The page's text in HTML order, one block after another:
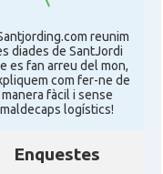
KASSEL
- Köln - Colonia
reunim
diades de SantJordi
es fan arreu del mon,
com fer-ne de
manera fàcil i sense
maldecaps logí­stics!
Enquestes